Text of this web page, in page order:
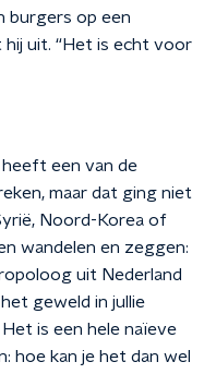
burgers op een
hij uit. “Het is echt voor
een van de
maar dat ging niet
Noord-Korea of
wandelen en zeggen:
uit Nederland
geweld in jullie
is een hele naïeve
hoe kan je het dan wel